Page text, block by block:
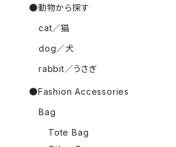
●動物から探す
cat／猫
dog／犬
rabbit／うさぎ
●Fashion Accessories
Bag
Tote Bag